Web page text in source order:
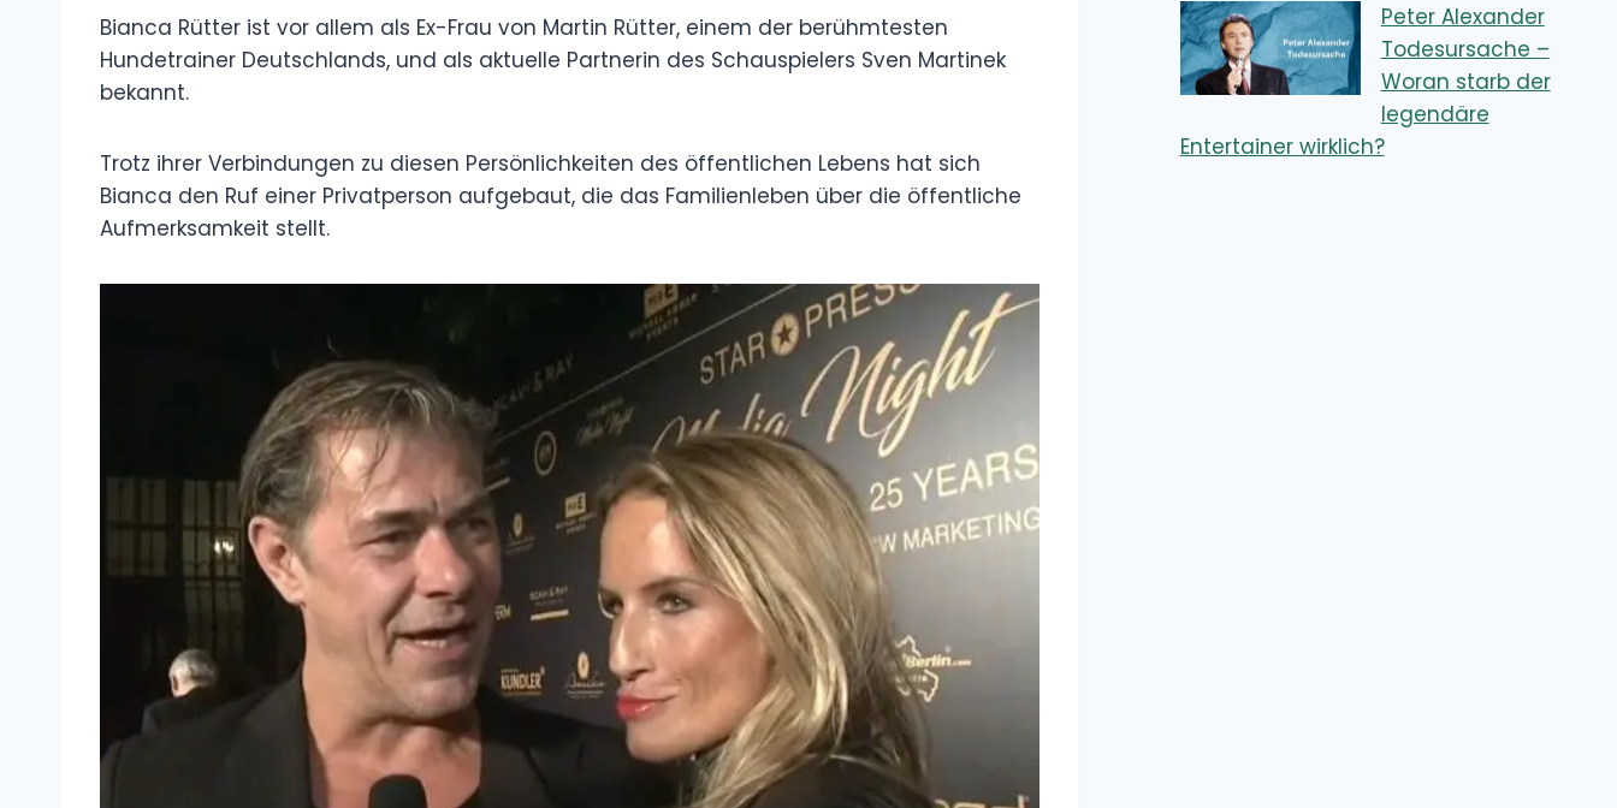
Bianca Rütter ist vor allem als Ex-Frau von Martin Rütter, einem der berühmtesten
Hundetrainer Deutschlands, und als aktuelle Partnerin des Schauspielers Sven Martinek
bekannt.
Trotz ihrer Verbindungen zu diesen Persönlichkeiten des öffentlichen Lebens hat sich
Bianca den Ruf einer Privatperson aufgebaut, die das Familienleben über die öffentliche
Aufmerksamkeit stellt.
Peter Alexander
Todesursache –
Woran starb der
legendäre
Entertainer wirklich?